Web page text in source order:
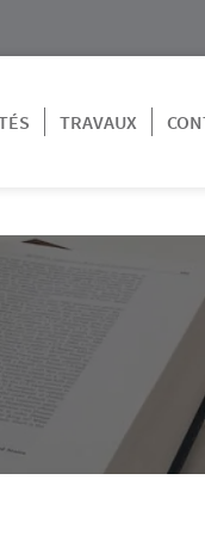
TRAVAUX